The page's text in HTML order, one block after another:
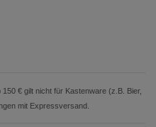
€ gilt nicht für Kastenware (z.B. Bier,
mit Expressversand.